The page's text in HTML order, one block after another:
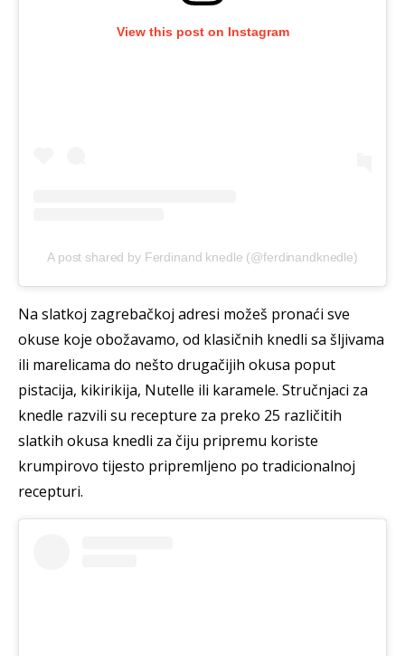
View this post on Instagram
A post shared by Ferdinand knedle (@ferdinandknedle)
Na slatkoj zagrebačkoj adresi možeš pronaći sve
okuse koje obožavamo, od klasičnih knedli sa šljivama
ili marelicama do nešto drugačijih okusa poput
pistacija, kikirikija, Nutelle ili karamele. Stručnjaci za
knedle razvili su recepture za preko 25 različitih
slatkih okusa knedli za čiju pripremu koriste
krumpirovo tijesto pripremljeno po tradicionalnoj
recepturi.